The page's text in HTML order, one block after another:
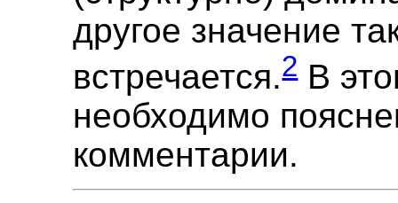
другое значение
встречается.2В
необходимо
комментарии.